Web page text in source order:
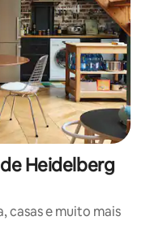
Heidelberg
casas e muito mais